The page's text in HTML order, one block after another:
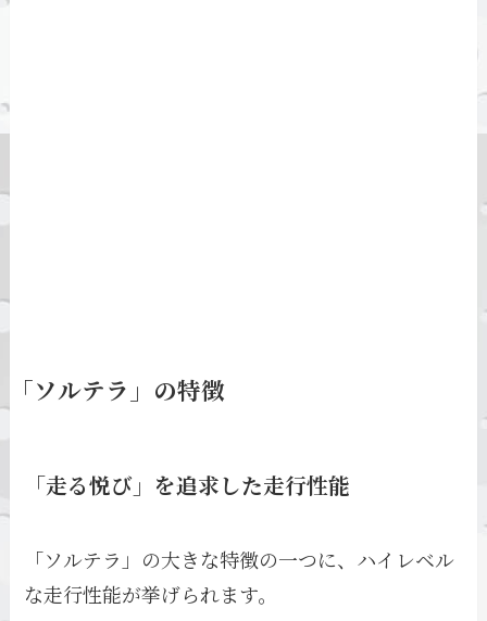
「ソルテラ」の特徴
「走る悦び」を追求した走行性能
「ソルテラ」の大きな特徴の一つに、ハイレベル
な走行性能が挙げられます。